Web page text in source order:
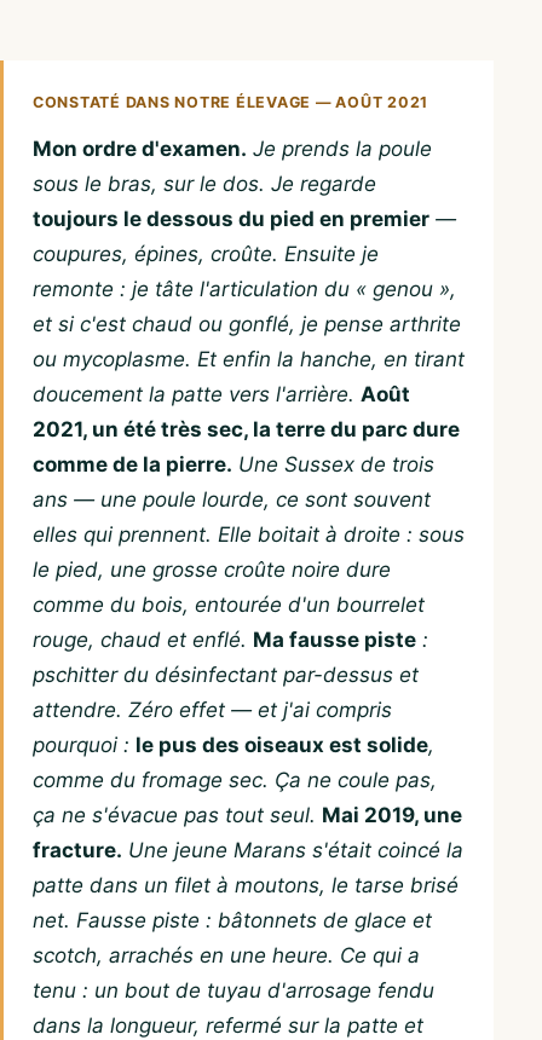
CONSTATÉ DANS NOTRE ÉLEVAGE — AOÛT 2021
Mon ordre d'examen. Je prends la poule
sous le bras, sur le dos. Je regarde
toujours le dessous du pied en premier —
coupures, épines, croûte. Ensuite je
remonte : je tâte l'articulation du « genou »,
et si c'est chaud ou gonflé, je pense arthrite
ou mycoplasme. Et enfin la hanche, en tirant
doucement la patte vers l'arrière. Août
2021, un été très sec, la terre du parc dure
comme de la pierre. Une Sussex de trois
ans — une poule lourde, ce sont souvent
elles qui prennent. Elle boitait à droite : sous
le pied, une grosse croûte noire dure
comme du bois, entourée d'un bourrelet
rouge, chaud et enflé. Ma fausse piste :
pschitter du désinfectant par-dessus et
attendre. Zéro effet — et j'ai compris
pourquoi : le pus des oiseaux est solide,
comme du fromage sec. Ça ne coule pas,
ça ne s'évacue pas tout seul. Mai 2019, une
fracture. Une jeune Marans s'était coincé la
patte dans un filet à moutons, le tarse brisé
net. Fausse piste : bâtonnets de glace et
scotch, arrachés en une heure. Ce qui a
tenu : un bout de tuyau d'arrosage fendu
dans la longueur, refermé sur la patte et